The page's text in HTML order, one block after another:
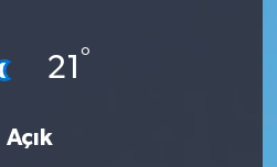
21 °
Açık